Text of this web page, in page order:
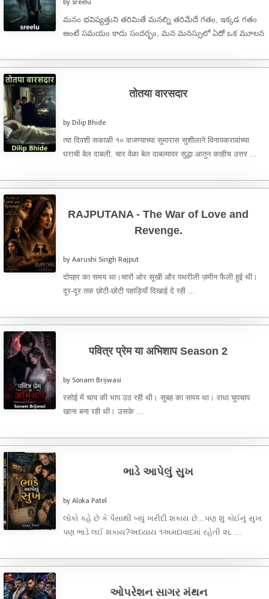
మనం భవిష్యత్తుని తరిమితే మనల్ని తరిమేదే గతం, ఇక్కడ గతం
అంటే సమయం కాదు సందర్భం, మన మనస్సులో ఏదో ఒక మూలన
तोतया वारसदार
by Dilip Bhide
त्या दिवशी सकाळी १० वाजण्याच्या सुमारास सुशीलाने विनायकरावांच्या
घराची बेल दाबली. चार वेळा बेल दाबल्यावर सुद्धा आतून काहीच उत्तर ...
RAJPUTANA - The War of Love and
Revenge.
by Aarushi Singh Rajput
दोपहर का समय था।चारों ओर सूखी और पथरीली ज़मीन फैली हुई थी।
दूर-दूर तक छोटी-छोटी पहाड़ियाँ दिखाई दे रही ...
पवित्र प्रेम या अभिशाप Season 2
by Sonam Brijwasi
रसोई में चाय की भाप उठ रही थी। सुबह का समय था। राधा चुपचाप
खाना बना रही थी। उसके ...
ભાડે આપેલું સુખ
by Aloka Patel
લોકો કહે છે કે પૈસાથી બધું ખરીદી શકાય છે...પણ શું કોઈનું સુખ
પણ ભાડે લઈ શકાય?અધ્યાય ૧અમદાવાદમાં રહેતી ૨૮ ...
ઓપરેશન સાગર મંથન